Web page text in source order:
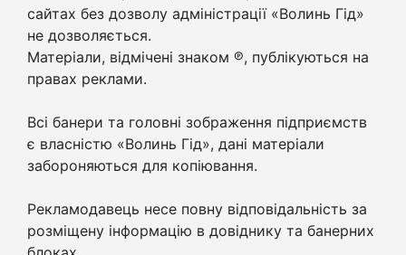
сайтах без дозволу адміністрації «Волинь Гід»
не дозволяється.
Матеріали, відмічені знаком ℗, публікуються на
правах реклами.
Всі банери та головні зображення підприємств
є власністю «Волинь Гід», дані матеріали
забороняються для копіювання.
Рекламодавець несе повну відповідальність за
розміщену інформацію в довіднику та банерних